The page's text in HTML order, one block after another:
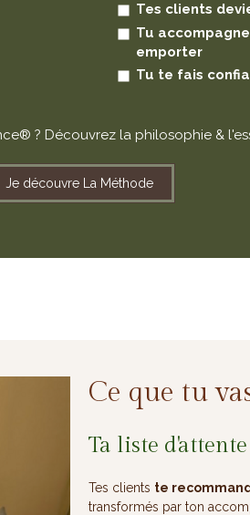
Tes clients
Tu
emporter
Tu te fais
? Découvrez la philosophie &
Je découvre La Méthode
Ce que tu
Ta liste
Tes clients te
transformés par ton